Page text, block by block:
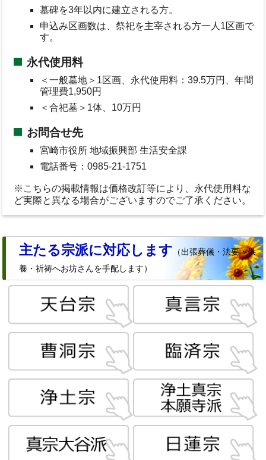
墓碑を3年以内に建立される方。
申込み区画数は、祭祀を主宰される方一人1区画で
す。
永代使用料
＜一般墓地＞1区画、永代使用料：39.5万円、年間
管理費1,950円
＜合祀墓＞1体、10万円
お問合せ先
宮崎市役所 地域振興部 生活安全課
電話番号：0985-21-1751
※こちらの掲載情報は価格改訂等により、永代使用料な
ど実際と異なる場合がございますのでご了承ください。
主たる宗派に対応します （出張葬儀・法要・供
養・祈祷へお坊さんを手配します）